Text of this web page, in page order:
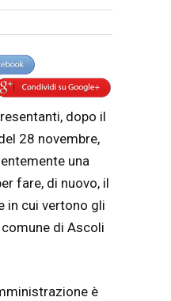
dopo il
28 novembre,
una
fare, di nuovo, il
in cui vertono gli
di Ascoli
è